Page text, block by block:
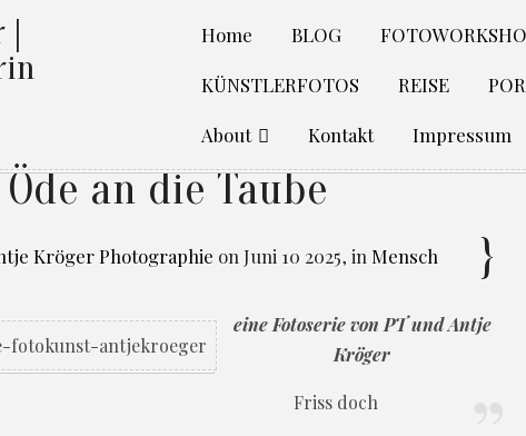
|
Home BLOG
KÜNSTLERFOTOS REISE
About Kontakt Impressum
Öde an die Taube
Kröger Photographie on Juni 10 2025, in Mensch
eine Fotoserie von PT und Antje
Kröger
Friss doch